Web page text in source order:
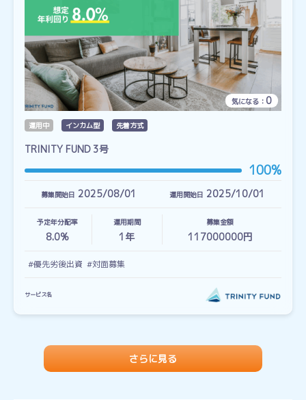
気になる： 0
運用中 インカム型 先着方式
TRINITY FUND 3号
100%
募集開始日 2025/08/01 運用開始日 2025/10/01
予定年分配率
8.0%
運用期間
1 年
募集金額
117000000円
#優先劣後出資 #対面募集
サービス名
さらに見る